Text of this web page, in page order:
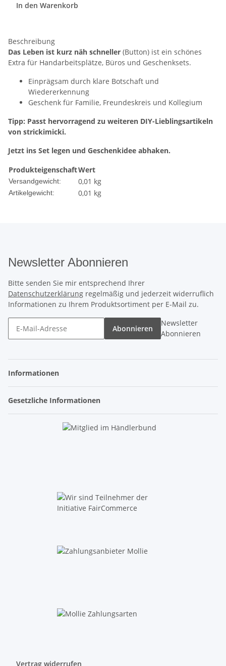
In den Warenkorb
Beschreibung
Das Leben ist kurz näh schneller (Button) ist ein schönes
Extra für Handarbeitsplätze, Büros und Geschenksets.
Einprägsam durch klare Botschaft und
Wiedererkennung
Geschenk für Familie, Freundeskreis und Kollegium
Tipp: Passt hervorragend zu weiteren DIY-Lieblingsartikeln
von strickimicki.
Jetzt ins Set legen und Geschenkidee abhaken.
ProdukteigenschaftWert
Versandgewicht: 0,01 kg
Artikelgewicht: 0,01 kg
Newsletter Abonnieren
Bitte senden Sie mir entsprechend Ihrer
Datenschutzerklärung regelmäßig und jederzeit widerruflich
Informationen zu Ihrem Produktsortiment per E-Mail zu.
Abonnieren
Newsletter
Abonnieren
Informationen
Gesetzliche Informationen
Vertrag widerrufen